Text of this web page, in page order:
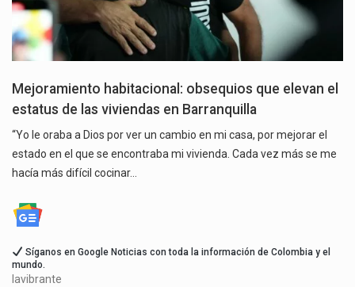
Mejoramiento habitacional: obsequios que elevan el
estatus de las viviendas en Barranquilla
“Yo le oraba a Dios por ver un cambio en mi casa, por mejorar el
estado en el que se encontraba mi vivienda. Cada vez más se me
hacía más difícil cocinar…
Síganos en Google Noticias con toda la información de Colombia y el
mundo.
lavibrante